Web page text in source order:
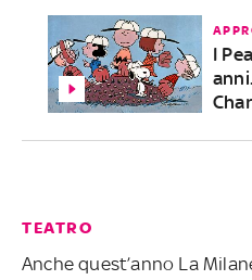
I
TEATRO
Anche quest’anno La